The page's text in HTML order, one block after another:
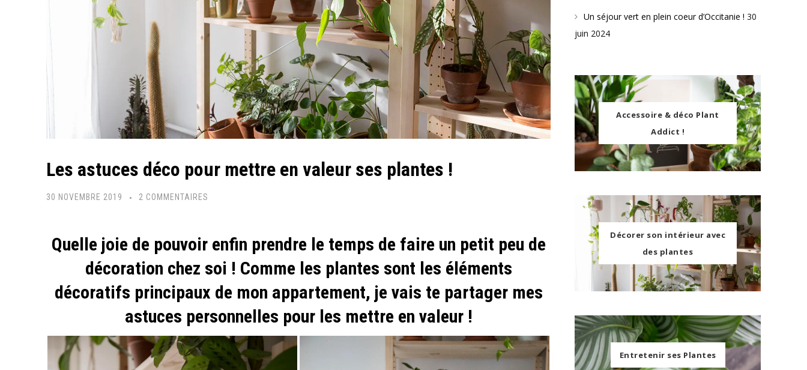
Les astuces déco pour mettre en valeur ses plantes !
30 NOVEMBRE 2019 2 COMMENTAIRES
DÉCO
POUR
EN
VALEUR
PLANTES
!
Quelle joie de pouvoir enfin prendre le temps de faire un petit peu de
décoration chez soi ! Comme les plantes sont les éléments
décoratifs principaux de mon appartement, je vais te partager mes
astuces personnelles pour les mettre en valeur !
Un séjour vert en plein coeur d’Occitanie ! 30
juin 2024
Accessoire & déco Plant
Addict !
Décorer son intérieur avec
des plantes
Entretenir ses Plantes